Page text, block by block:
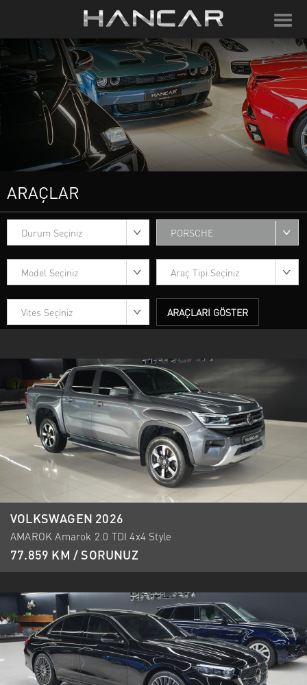
Durum Seçiniz PORSCHE
Model Seçiniz Araç Tipi Seçiniz
Vites Seçiniz ARAÇLARI GÖSTER
ARAÇLAR
VOLKSWAGEN 2026
AMAROK Amarok 2.0 TDI 4x4 Style
77.859 KM / SORUNUZ